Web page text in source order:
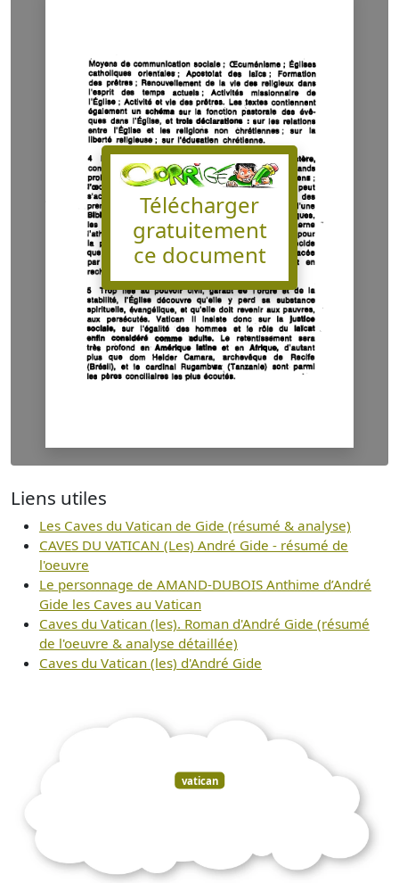
Télécharger
gratuitement
ce document
Liens utiles
Les Caves du Vatican de Gide (résumé & analyse)
CAVES DU VATICAN (Les) André Gide - résumé de
l'oeuvre
Le personnage de AMAND-DUBOIS Anthime d’André
Gide les Caves au Vatican
Caves du Vatican (les). Roman d'André Gide (résumé
de l'oeuvre & analyse détaillée)
Caves du Vatican (les) d'André Gide
vatican